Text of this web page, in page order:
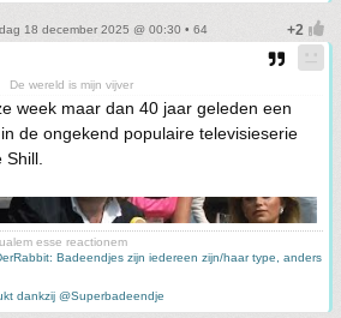
18 december 2025 @ 00:30 • 64
De wereld is mijn vijver
week maar dan 40 jaar geleden een
de ongekend populaire televisieserie
esse reactionem
Badeendjes zijn iedereen zijn/haar type, anders
dankzij @Superbadeendje